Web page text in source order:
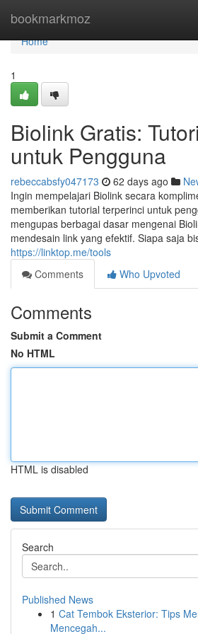
bookmarkmoz
Home
Home
1
Biolink Gratis:
untuk Pengguna
rebeccabsfy047173 62 days ago
Ingin mempelajari Biolink secara
memberikan tutorial terperinci untuk
mengupas berbagai dasar mengenai
mendesain link yang efektif. Siapa saja
https://linktop.me/tools
Comments
Who Upvoted
Comments
Submit a Comment
No HTML
HTML is disabled
Search
Published News
1 Cat Tembok Eksterior: Tips
Mencegah...